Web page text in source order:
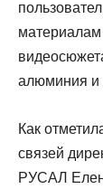
алюминия и
Как
связей
РУСАЛ